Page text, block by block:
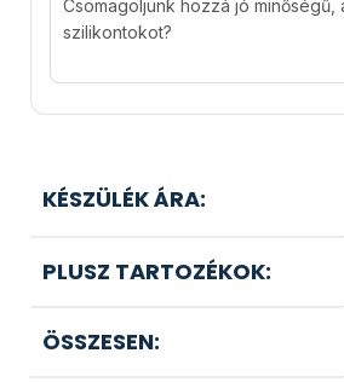
Csomagoljunk hozzá jó minőségű,
szilikontokot?
KÉSZÜLÉK ÁRA:
PLUSZ TARTOZÉKOK:
ÖSSZESEN: